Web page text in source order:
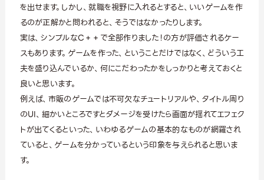
を出せます。しかし、就職を視野に入れるとすると、いいゲームを作
るのが正解かと問われると、そうではなかったりします。
実は、シンプルなC＋＋で全部作りました！の方が評価されるケー
スもあります。ゲームを作った、ということだけではなく、どういう工
夫を盛り込んでいるか、何にこだわったかをしっかりと考えておくと
良いと思います。
例えば、市販のゲームでは不可欠なチュートリアルや、タイトル周り
のUI、細かいところですとダメージを受けたら画面が揺れてエフェク
トが出てくるといった、いわゆるゲームの基本的なものが網羅され
ていると、ゲームを分かっているという印象を与えられると思いま
す。